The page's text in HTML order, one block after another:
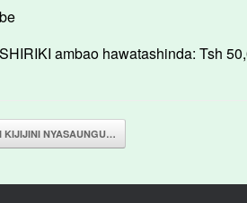
ambao hawatashinda: Tsh
KIJIJINI NYASAUNGU…